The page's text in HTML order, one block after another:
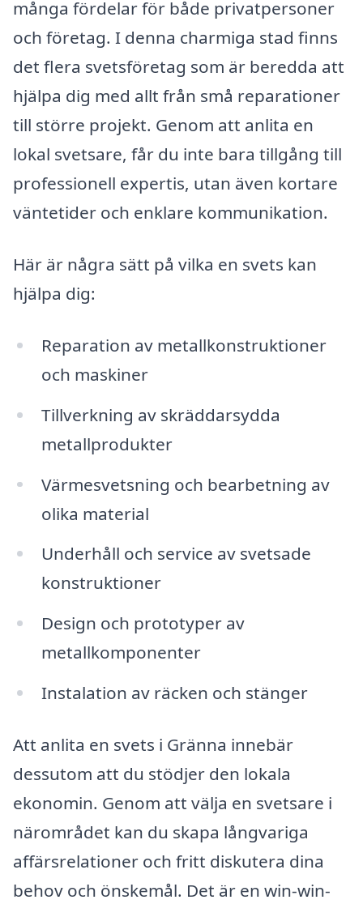
många fördelar för både privatpersoner
och företag. I denna charmiga stad finns
det flera svetsföretag som är beredda att
hjälpa dig med allt från små reparationer
till större projekt. Genom att anlita en
lokal svetsare, får du inte bara tillgång till
professionell expertis, utan även kortare
väntetider och enklare kommunikation.
Här är några sätt på vilka en svets kan
hjälpa dig:
Reparation av metallkonstruktioner
och maskiner
Tillverkning av skräddarsydda
metallprodukter
Värmesvetsning och bearbetning av
olika material
Underhåll och service av svetsade
konstruktioner
Design och prototyper av
metallkomponenter
Instalation av räcken och stänger
Att anlita en svets i Gränna innebär
dessutom att du stödjer den lokala
ekonomin. Genom att välja en svetsare i
närområdet kan du skapa långvariga
affärsrelationer och fritt diskutera dina
behov och önskemål. Det är en win-win-